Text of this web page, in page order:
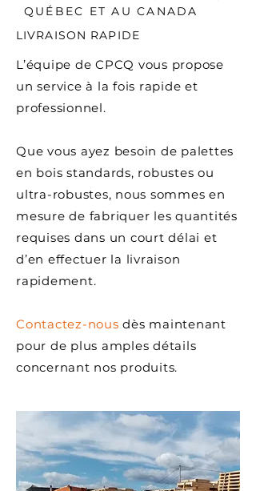
QUÉBEC ET AU CANADA
LIVRAISON RAPIDE
L’équipe de CPCQ vous propose
un service à la fois rapide et
professionnel.
Que vous ayez besoin de palettes
en bois standards, robustes ou
ultra-robustes, nous sommes en
mesure de fabriquer les quantités
requises dans un court délai et
d’en effectuer la livraison
rapidement.
Contactez-nous dès maintenant
pour de plus amples détails
concernant nos produits.